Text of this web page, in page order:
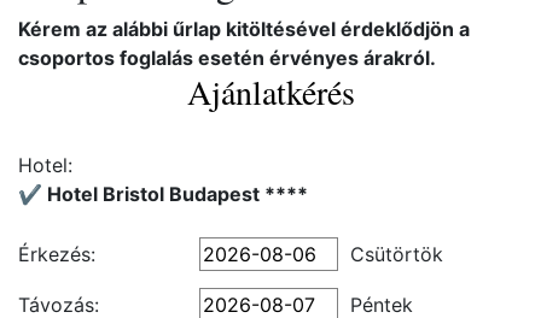
Kérem az alábbi űrlap kitöltésével érdeklődjön a
csoportos foglalás esetén érvényes árakról.
Ajánlatkérés
Hotel:
✔️ Hotel Bristol Budapest ****
Érkezés: Csütörtök
Távozás:
Péntek